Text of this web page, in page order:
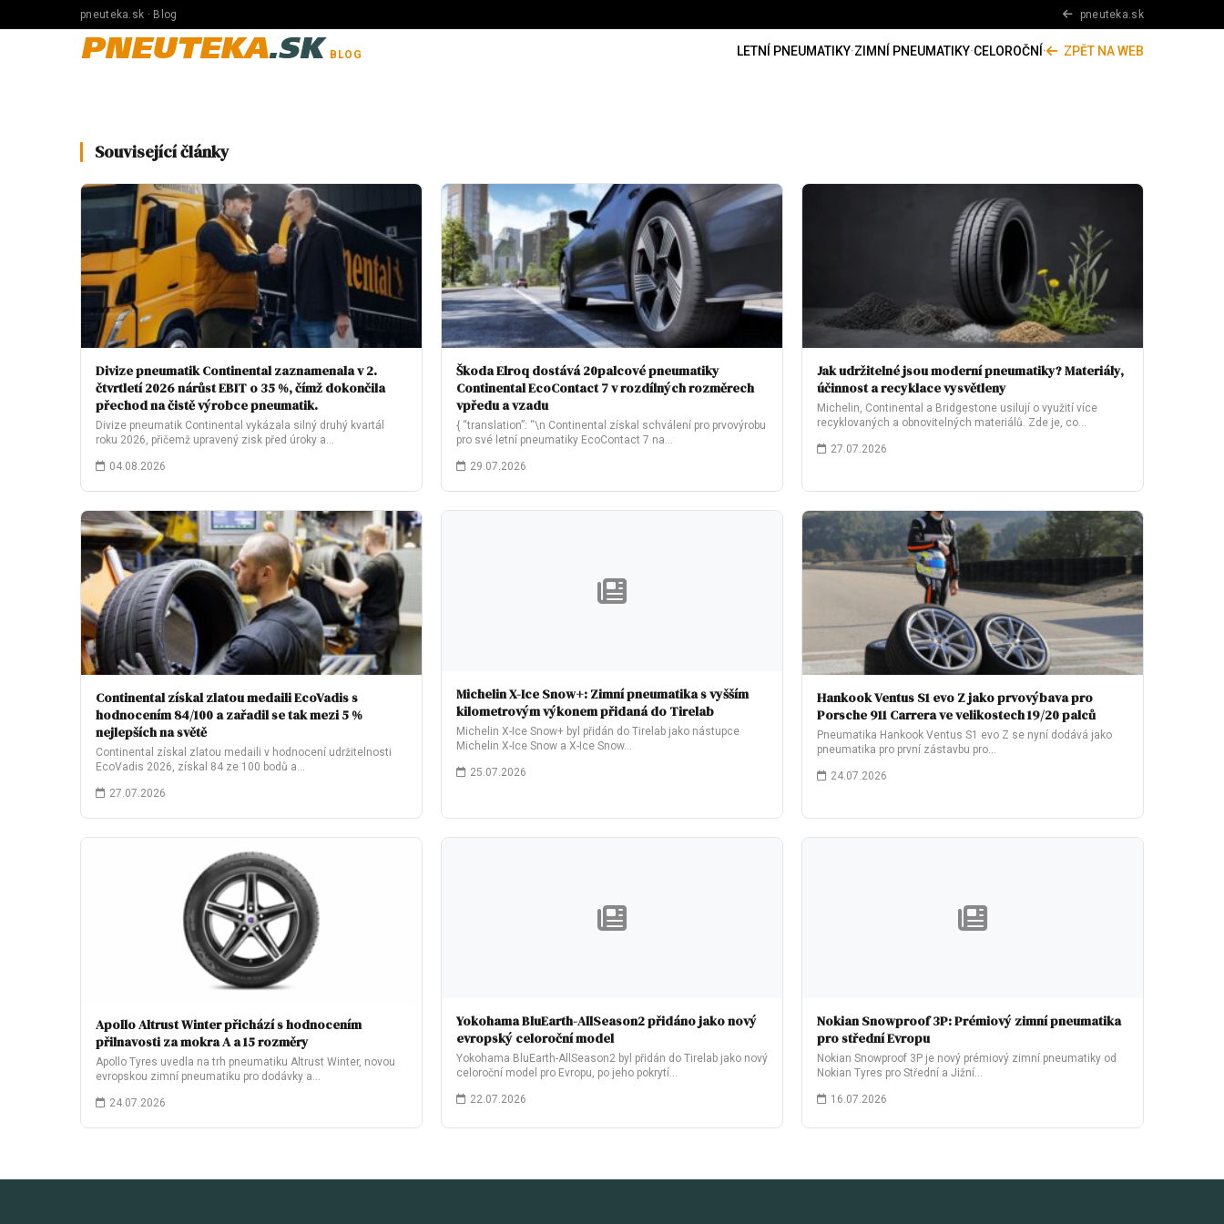
pneuteka.sk · Blog pneuteka.sk
PNEUTEKA.SK BLOG LETNÍ PNEUMATIKY·ZIMNÍ PNEUMATIKY·CELOROČNÍ · ZPĚT NA WEB
Související články
Divize pneumatik Continental zaznamenala v 2.
čtvrtletí 2026 nárůst EBIT o 35 %, čímž dokončila
přechod na čistě výrobce pneumatik.
Divize pneumatik Continental vykázala silný druhý kvartál
roku 2026, přičemž upravený zisk před úroky a…
04.08.2026
Škoda Elroq dostává 20palcové pneumatiky
Continental EcoContact 7 v rozdílných rozměrech
vpředu a vzadu
{ “translation”: “\n Continental získal schválení pro prvovýrobu
pro své letní pneumatiky EcoContact 7 na…
29.07.2026
Jak udržitelné jsou moderní pneumatiky? Materiály,
účinnost a recyklace vysvětleny
Michelin, Continental a Bridgestone usilují o využití více
recyklovaných a obnovitelných materiálů. Zde je, co…
27.07.2026
Continental získal zlatou medaili EcoVadis s
hodnocením 84/100 a zařadil se tak mezi 5 %
nejlepších na světě
Continental získal zlatou medaili v hodnocení udržitelnosti
EcoVadis 2026, získal 84 ze 100 bodů a…
27.07.2026
Michelin X-Ice Snow+: Zimní pneumatika s vyšším
kilometrovým výkonem přidaná do Tirelab
Michelin X-Ice Snow+ byl přidán do Tirelab jako nástupce
Michelin X-Ice Snow a X-Ice Snow…
25.07.2026
Hankook Ventus S1 evo Z jako prvovýbava pro
Porsche 911 Carrera ve velikostech 19/20 palců
Pneumatika Hankook Ventus S1 evo Z se nyní dodává jako
pneumatika pro první zástavbu pro…
24.07.2026
Apollo Altrust Winter přichází s hodnocením
přilnavosti za mokra A a 15 rozměry
Apollo Tyres uvedla na trh pneumatiku Altrust Winter, novou
evropskou zimní pneumatiku pro dodávky a…
24.07.2026
Yokohama BluEarth-AllSeason2 přidáno jako nový
evropský celoroční model
Yokohama BluEarth-AllSeason2 byl přidán do Tirelab jako nový
celoroční model pro Evropu, po jeho pokrytí…
22.07.2026
Nokian Snowproof 3P: Prémiový zimní pneumatika
pro střední Evropu
Nokian Snowproof 3P je nový prémiový zimní pneumatiky od
Nokian Tyres pro Střední a Jižní…
16.07.2026